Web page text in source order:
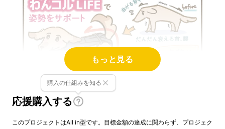
もっと見る
応援購入する
購入の仕組みを知る
このプロジェクトはAll in型です。目標金額の達成に関わらず、プロジェク